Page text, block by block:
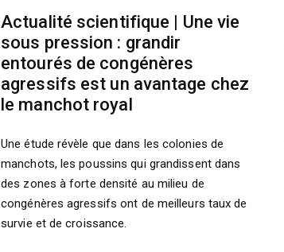
Actualité scientifique | Une vie
sous pression : grandir
entourés de congénères
agressifs est un avantage chez
le manchot royal
Une étude révèle que dans les colonies de
manchots, les poussins qui grandissent dans
des zones à forte densité au milieu de
congénères agressifs ont de meilleurs taux de
survie et de croissance.